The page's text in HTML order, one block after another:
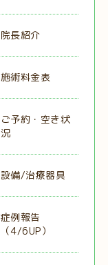
院長紹介
施術料金表
ご予約・空き状
況
設備/治療器具
症例報告
（4/6UP）